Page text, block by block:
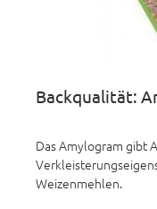
Backqualität:
Das Amylogram gibt
Weizenmehlen.